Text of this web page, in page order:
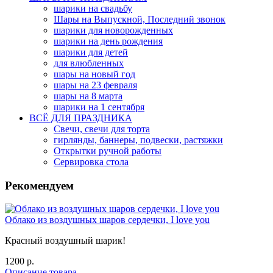
шарики на свадьбу
Шары на Выпускной, Последний звонок
шарики для новорожденных
шарики на день рождения
шарики для детей
для влюбленных
шары на новый год
шары на 23 февраля
шары на 8 марта
шарики на 1 сентября
ВСЁ ДЛЯ ПРАЗДНИКА
Свечи, свечи для торта
гирлянды, баннеры, подвески, растяжки
Открытки ручной работы
Сервировка стола
Рекомендуем
Облако из воздушных шаров сердечки, I love you
Красный воздушный шарик!
1200 р.